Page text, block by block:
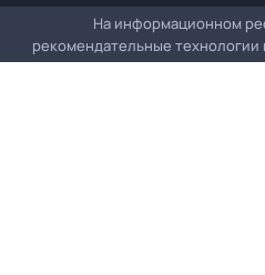
На информационном
рекомендательные технологии